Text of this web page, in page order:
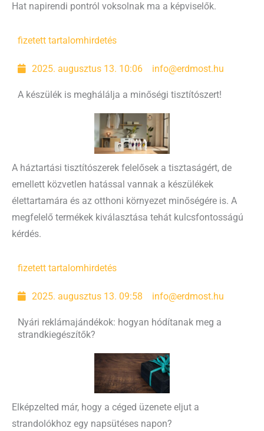
Hat napirendi pontról voksolnak ma a képviselők.
fizetett tartalomhirdetés
2025. augusztus 13. 10:06 info@erdmost.hu
A készülék is meghálálja a minőségi tisztítószert!
A háztartási tisztítószerek felelősek a tisztaságért, de
emellett közvetlen hatással vannak a készülékek
élettartamára és az otthoni környezet minőségére is. A
megfelelő termékek kiválasztása tehát kulcsfontosságú
kérdés.
fizetett tartalomhirdetés
2025. augusztus 13. 09:58 info@erdmost.hu
Nyári reklámajándékok: hogyan hódítanak meg a
strandkiegészítők?
Elképzelted már, hogy a céged üzenete eljut a
strandolókhoz egy napsütéses napon?